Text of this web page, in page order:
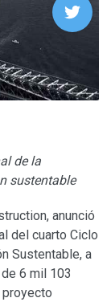
de la
sustentable
anunció
del cuarto Ciclo
Sustentable, a
6 mil 103